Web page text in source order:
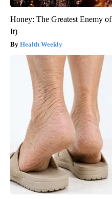
Honey: The Greatest Enemy
It)
Health Weekly